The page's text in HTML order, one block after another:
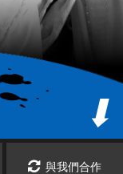
與我們合作